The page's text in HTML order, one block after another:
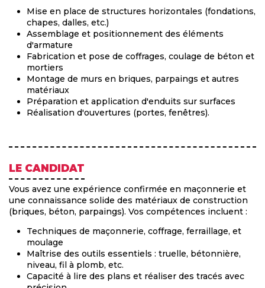
Mise en place de structures horizontales (fondations,
chapes, dalles, etc.)
Assemblage et positionnement des éléments
d'armature
Fabrication et pose de coffrages, coulage de béton et
mortiers
Montage de murs en briques, parpaings et autres
matériaux
Préparation et application d'enduits sur surfaces
Réalisation d'ouvertures (portes, fenêtres).
LE CANDIDAT
Vous avez une expérience confirmée en maçonnerie et
une connaissance solide des matériaux de construction
(briques, béton, parpaings). Vos compétences incluent :
Techniques de maçonnerie, coffrage, ferraillage, et
moulage
Maîtrise des outils essentiels : truelle, bétonnière,
niveau, fil à plomb, etc.
Capacité à lire des plans et réaliser des tracés avec